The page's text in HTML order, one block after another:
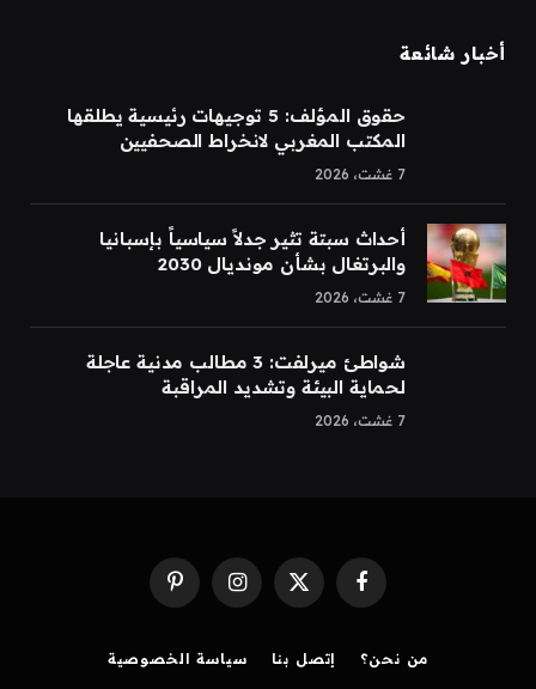
أخبار شائعة
حقوق المؤلف: 5 توجيهات رئيسية يطلقها
المكتب المغربي لانخراط الصحفيين
7 غشت، 2026
أحداث سبتة تثير جدلاً سياسياً بإسبانيا
والبرتغال بشأن مونديال 2030
7 غشت، 2026
شواطئ ميرلفت: 3 مطالب مدنية عاجلة
لحماية البيئة وتشديد المراقبة
7 غشت، 2026
Facebook
X
Instagram
Pinterest
من نحن؟ إتصل بنا سياسة الخصوصية